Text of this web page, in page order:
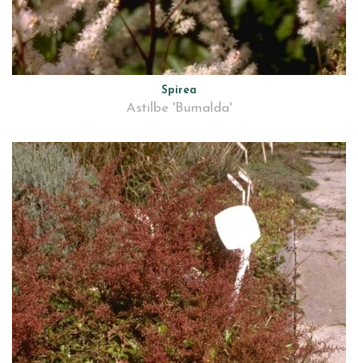
Spirea
Astilbe 'Bumalda'